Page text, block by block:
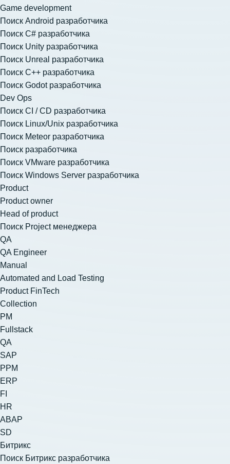
Game development
Поиск Android разработчика
Поиск C# разработчика
Поиск Unity разработчика
Поиск Unreal разработчика
Поиск C++ разработчика
Поиск Godot разработчика
Dev Ops
Поиск CI / CD разработчика
Поиск Linux/Unix разработчика
Поиск Meteor разработчика
Поиск разработчика
Поиск VMware разработчика
Поиск Windows Server разработчика
Product
Product owner
Head of product
Поиск Project менеджера
QA
QA Engineer
Manual
Automated and Load Testing
Product FinTech
Collection
PM
Fullstack
QA
SAP
PPM
ERP
FI
HR
ABAP
SD
Битрикс
Поиск Битрикс разработчика